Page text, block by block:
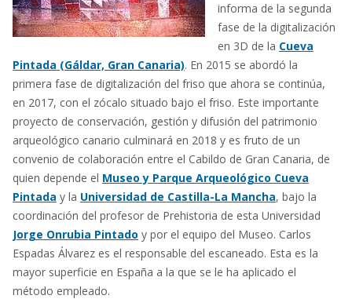
informa de la segunda
fase de la digitalización
en 3D de la Cueva
Pintada (Gáldar, Gran Canaria). En 2015 se abordó la
primera fase de digitalización del friso que ahora se continúa,
en 2017, con el zócalo situado bajo el friso. Este importante
proyecto de conservación, gestión y difusión del patrimonio
arqueológico canario culminará en 2018 y es fruto de un
convenio de colaboración entre el Cabildo de Gran Canaria, de
quien depende el Museo y Parque Arqueológico Cueva
Pintada y la Universidad de Castilla-La Mancha, bajo la
coordinación del profesor de Prehistoria de esta Universidad
Jorge Onrubia Pintado y por el equipo del Museo. Carlos
Espadas Álvarez es el responsable del escaneado. Esta es la
mayor superficie en España a la que se le ha aplicado el
método empleado.